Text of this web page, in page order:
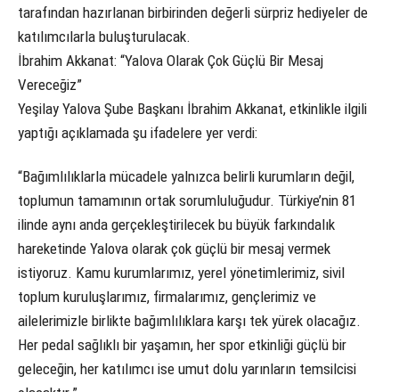
tarafından hazırlanan birbirinden değerli sürpriz hediyeler de
katılımcılarla buluşturulacak.
İbrahim Akkanat: “Yalova Olarak Çok Güçlü Bir Mesaj
Vereceğiz”
Yeşilay Yalova Şube Başkanı İbrahim Akkanat, etkinlikle ilgili
yaptığı açıklamada şu ifadelere yer verdi:
“Bağımlılıklarla mücadele yalnızca belirli kurumların değil,
toplumun tamamının ortak sorumluluğudur. Türkiye’nin 81
ilinde aynı anda gerçekleştirilecek bu büyük farkındalık
hareketinde Yalova olarak çok güçlü bir mesaj vermek
istiyoruz. Kamu kurumlarımız, yerel yönetimlerimiz, sivil
toplum kuruluşlarımız, firmalarımız, gençlerimiz ve
ailelerimizle birlikte bağımlılıklara karşı tek yürek olacağız.
Her pedal sağlıklı bir yaşamın, her spor etkinliği güçlü bir
geleceğin, her katılımcı ise umut dolu yarınların temsilcisi